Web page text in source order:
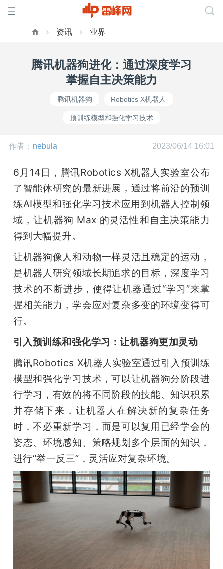
公
开
课
活
中
心
专
题
资讯 业界
腾讯机器狗进化：通过深度学习
掌握自主决策能力
腾讯机器狗 Robotics X机器人
预训练模型和强化学习技术
作者： nebula 2023/06/14 16:01
6月14日，腾讯Robotics X机器人实验室公布
了智能体研究的最新进展，通过将前沿的预训
练AI模型和强化学习技术应用到机器人控制领
域，让机器狗 Max 的灵活性和自主决策能力
得到大幅提升。
让机器狗像人和动物一样灵活且稳定的运动，
是机器人研究领域长期追求的目标，深度学习
技术的不断进步，使得让机器通过“学习”来掌
握相关能力，学会应对复杂多变的环境变得可
行。
引入预训练和强化学习：让机器狗更加灵动
腾讯Robotics X机器人实验室通过引入预训练
模型和强化学习技术，可以让机器狗分阶段进
行学习，有效的将不同阶段的技能、知识积累
并存储下来，让机器人在解决新的复杂任务
时，不必重新学习，而是可以复用已经学会的
姿态、环境感知、策略规划多个层面的知识，
进行“举一反三”，灵活应对复杂环境。